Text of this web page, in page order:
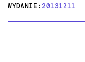
WYDANIE:20131211